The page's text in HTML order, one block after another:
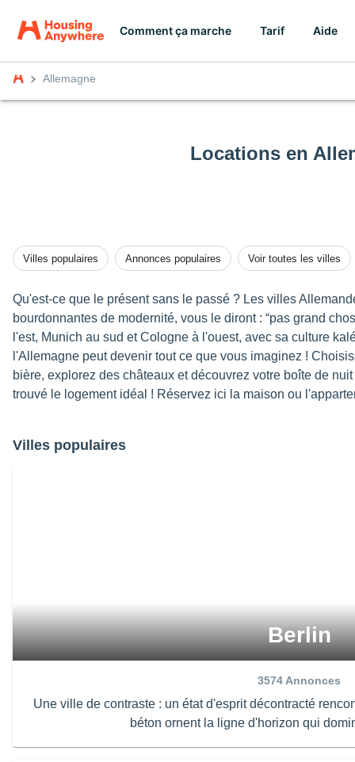
Comment ça marche Tarif Aide
Allemagne
Locations en
Villes populaires Annonces populaires Voir toutes les villes
Qu'est-ce que le présent sans le passé ? Les villes
bourdonnantes de modernité, vous le diront : “pas grand
l'est, Munich au sud et Cologne à l'ouest, avec sa culture
l'Allemagne peut devenir tout ce que vous imaginez !
bière, explorez des châteaux et découvrez votre boîte de
trouvé le logement idéal ! Réservez ici la maison ou
Villes populaires
Berlin
3574Annonces
Une ville de contraste : un état d'esprit décontracté
béton ornent la ligne d'horizon qui